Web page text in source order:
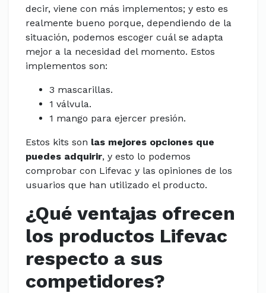
decir, viene con más implementos; y esto es
realmente bueno porque, dependiendo de la
situación, podemos escoger cuál se adapta
mejor a la necesidad del momento. Estos
implementos son:
3 mascarillas.
1 válvula.
1 mango para ejercer presión.
Estos kits son las mejores opciones que
puedes adquirir, y esto lo podemos
comprobar con Lifevac y las opiniones de los
usuarios que han utilizado el producto.
¿Qué ventajas ofrecen
los productos Lifevac
respecto a sus
competidores?